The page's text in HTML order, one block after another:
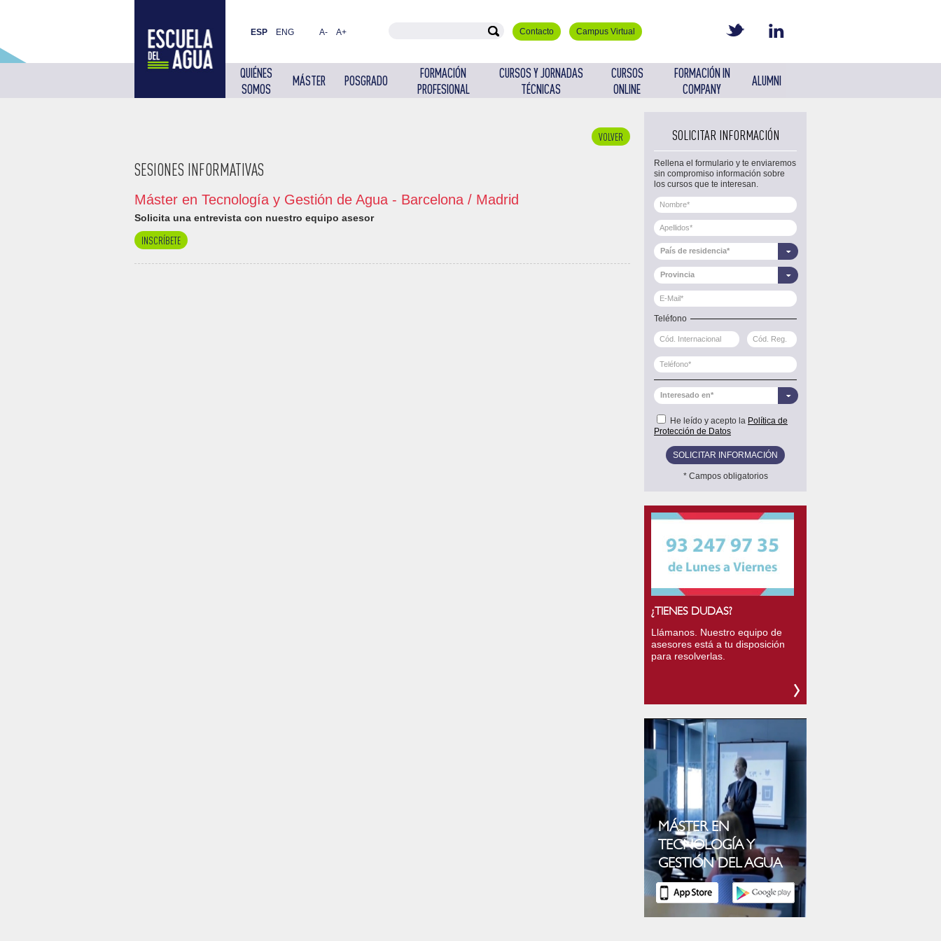
ESP ENG A- A+ Contacto Campus Virtual
QUIÉNES
SOMOS
MÁSTER POSGRADO
FORMACIÓN
PROFESIONAL
CURSOS Y JORNADAS
TÉCNICAS
CURSOS
ONLINE
FORMACIÓN IN
COMPANY
ALUMNI
VOLVER
SESIONES INFORMATIVAS
Máster en Tecnología y Gestión de Agua - Barcelona / Madrid
Solicita una entrevista con nuestro equipo asesor
INSCRÍBETE
SOLICITAR INFORMACIÓN
Rellena el formulario y te enviaremos
sin compromiso información sobre
los cursos que te interesan.
País de residencia*
Provincia
Teléfono
Interesado en*
He leído y acepto la Política de
Protección de Datos
* Campos obligatorios
¿TIENES DUDAS?
Llámanos. Nuestro equipo de
asesores está a tu disposición
para resolverlas.
MÁSTER EN
TECNOLOGÍA Y
GESTIÓN DEL AGUA